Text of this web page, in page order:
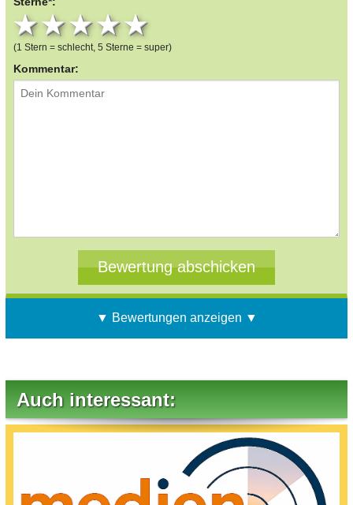
4 stars
3 stars
2 stars
1 star
(1 Stern = schlecht, 5 Sterne = super)
Kommentar:
▼ Bewertungen anzeigen ▼
Auch interessant: